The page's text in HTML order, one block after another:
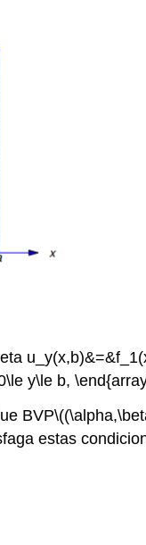
y\le b,
BVP
estas